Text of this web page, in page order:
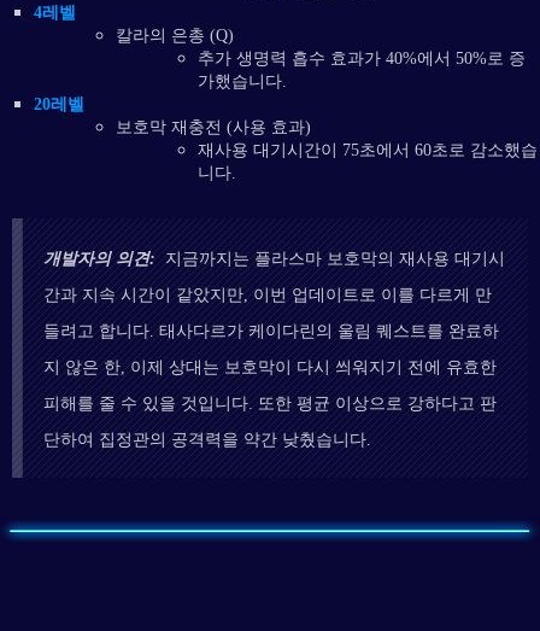
4레벨
칼라의 은총 (Q)
추가 생명력 흡수 효과가 40%에서 50%로 증
가했습니다.
20레벨
보호막 재충전 (사용 효과)
재사용 대기시간이 75초에서 60초로 감소했습
니다.
개발자의 의견: 지금까지는 플라스마 보호막의 재사용 대기시
간과 지속 시간이 같았지만, 이번 업데이트로 이를 다르게 만
들려고 합니다. 태사다르가 케이다린의 울림 퀘스트를 완료하
지 않은 한, 이제 상대는 보호막이 다시 씌워지기 전에 유효한
피해를 줄 수 있을 것입니다. 또한 평균 이상으로 강하다고 판
단하여 집정관의 공격력을 약간 낮췄습니다.